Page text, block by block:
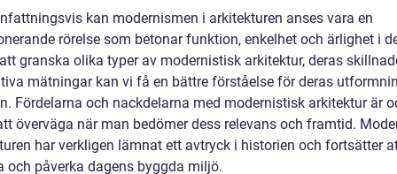
kan modernismen i arkitekturen anses vara en
rörelse som betonar funktion, enkelhet och ärlighet i
granska olika typer av modernistisk arkitektur, deras
mätningar kan vi få en bättre förståelse för deras
Fördelarna och nackdelarna med modernistisk arkitektur är
överväga när man bedömer dess relevans och framtid.
har verkligen lämnat ett avtryck i historien och fortsätter
och påverka dagens byggda miljö.